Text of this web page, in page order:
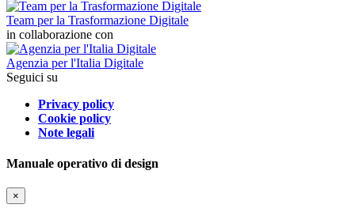
Team per la Trasformazione Digitale
in collaborazione con
Agenzia per l'Italia Digitale
Seguici su
Privacy policy
Cookie policy
Note legali
Manuale operativo di design
×